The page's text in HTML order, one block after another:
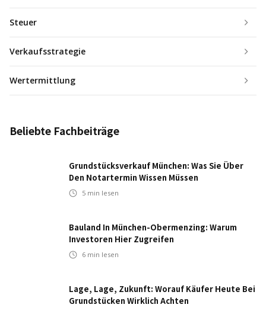
Steuer
Verkaufsstrategie
Wertermittlung
Beliebte Fachbeiträge
Grundstücksverkauf München: Was Sie Über
Den Notartermin Wissen Müssen
5 min lesen
Bauland In München-Obermenzing: Warum
Investoren Hier Zugreifen
6 min lesen
Lage, Lage, Zukunft: Worauf Käufer Heute Bei
Grundstücken Wirklich Achten